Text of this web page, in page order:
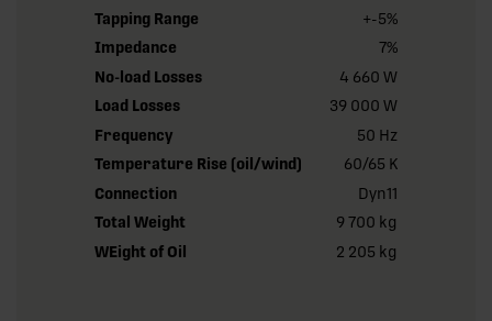
Tapping Range
+-5%
Impedance
7%
No-load Losses
4 660 W
Load Losses
39 000 W
Frequency
50 Hz
Temperature Rise (oil/wind)
60/65 K
Connection
Dyn11
Total Weight
9 700 kg
WEight of Oil
2 205 kg